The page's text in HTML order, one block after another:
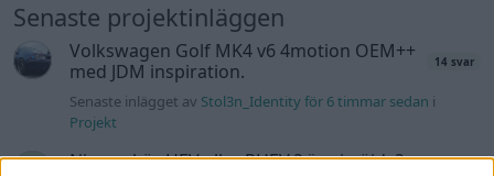
Senaste projektinläggen
Volkswagen Golf MK4 v6 4motion OEM++
med JDM inspiration.
14 svar
Senaste inlägget av Stol3n_Identity för 6 timmar sedan i
Projekt
Ni som kör HEV eller PHEV ? är ni nöjda?